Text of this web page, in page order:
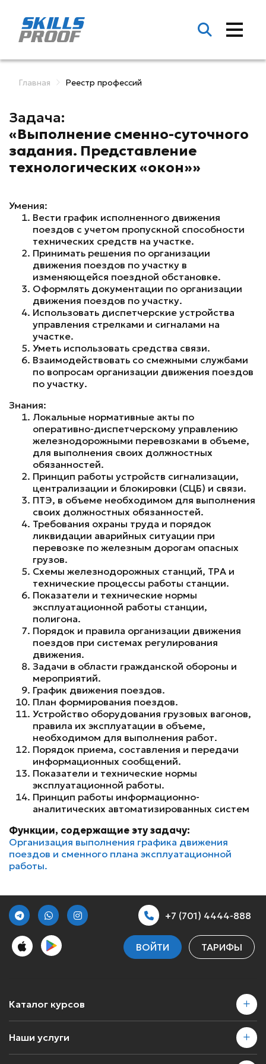
Главная Реестр профессий
Задача:
«Выполнение сменно-суточного
задания. Представление
технологических «окон»»
Умения:
Вести график исполненного движения
поездов с учетом пропускной способности
технических средств на участке.
Принимать решения по организации
движения поездов по участку в
изменяющейся поездной обстановке.
Оформлять документации по организации
движения поездов по участку.
Использовать диспетчерские устройства
управления стрелками и сигналами на
участке.
Уметь использовать средства связи.
Взаимодействовать со смежными службами
по вопросам организации движения поездов
по участку.
Знания:
Локальные нормативные акты по
оперативно-диспетчерскому управлению
железнодорожными перевозками в объеме,
для выполнения своих должностных
обязанностей.
Принцип работы устройств сигнализации,
централизации и блокировки (СЦБ) и связи.
ПТЭ, в объеме необходимом для выполнения
своих должностных обязанностей.
Требования охраны труда и порядок
ликвидации аварийных ситуации при
перевозке по железным дорогам опасных
грузов.
Схемы железнодорожных станций, ТРА и
технические процессы работы станции.
Показатели и технические нормы
эксплуатационной работы станции,
полигона.
Порядок и правила организации движения
поездов при системах регулирования
движения.
Задачи в области гражданской обороны и
мероприятий.
График движения поездов.
План формирования поездов.
Устройство оборудования грузовых вагонов,
правила их эксплуатации в объеме,
необходимом для выполнения работ.
Порядок приема, составления и передачи
информационных сообщений.
Показатели и технические нормы
эксплуатационной работы.
Принцип работы информационно-
аналитических автоматизированных систем
Функции, содержащие эту задачу:
Организация выполнения графика движения
поездов и сменного плана эксплуатационной
работы.
+7 (701) 4444-888
ВОЙТИ ТАРИФЫ
Каталог курсов
Наши услуги